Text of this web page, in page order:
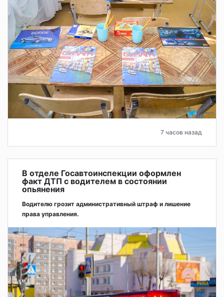
7 часов назад
В отделе Госавтоинспекции оформлен
факт ДТП с водителем в состоянии
опьянения
Водителю грозит административный штраф и лишение
права управления.